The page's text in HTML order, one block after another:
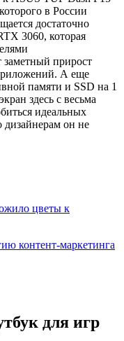
в России
достаточно
3060, которая
заметный прирост
А еще
памяти и SSD на 1
здесь с весьма
идеальных
дизайнерам он не
цветы к
контент-маркетинга
для игр